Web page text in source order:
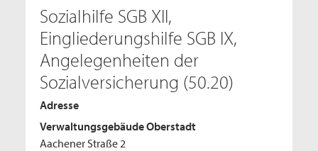
Sozialhilfe SGB XII,
Eingliederungshilfe SGB IX,
Angelegenheiten der
Sozialversicherung (50.20)
Adresse
Verwaltungsgebäude Oberstadt
Aachener Straße 2